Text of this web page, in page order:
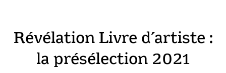
Révélation Livre d’artiste :
la présélection 2021